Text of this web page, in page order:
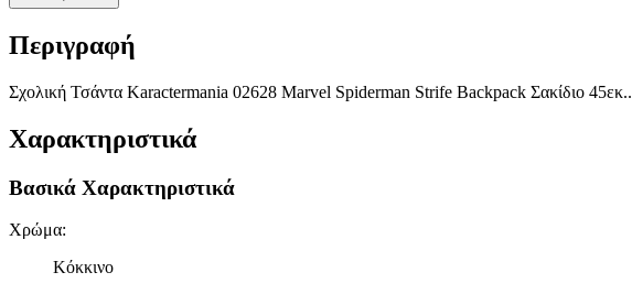
Περιγραφή
Σχολική Τσάντα Karactermania 02628 Marvel Spiderman Strife Βackpack Σακίδιο 45εκ..
Χαρακτηριστικά
Βασικά Χαρακτηριστικά
Χρώμα:
Κόκκινο